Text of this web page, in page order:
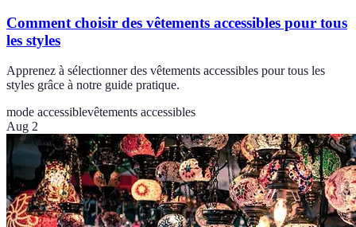
Comment choisir des vêtements accessibles pour tous
les styles
Apprenez à sélectionner des vêtements accessibles pour tous les
styles grâce à notre guide pratique.
mode accessiblevêtements accessibles
Aug 2